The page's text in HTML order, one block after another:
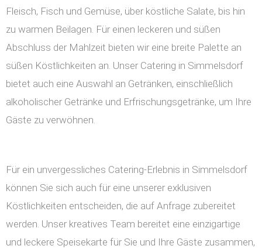
Fleisch, Fisch und Gemüse, über köstliche Salate, bis hin
zu warmen Beilagen. Für einen leckeren und süßen
Abschluss der Mahlzeit bieten wir eine breite Palette an
süßen Köstlichkeiten an. Unser Catering in Simmelsdorf
bietet auch eine Auswahl an Getränken, einschließlich
alkoholischer Getränke und Erfrischungsgetränke, um Ihre
Gäste zu verwöhnen.
Für ein unvergessliches Catering-Erlebnis in Simmelsdorf
können Sie sich auch für eine unserer exklusiven
Köstlichkeiten entscheiden, die auf Anfrage zubereitet
werden. Unser kreatives Team bereitet eine einzigartige
und leckere Speisekarte für Sie und Ihre Gäste zusammen,